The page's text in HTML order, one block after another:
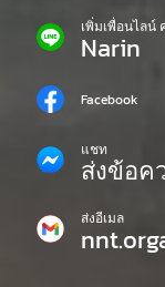
เพิ่มเพื่อนไลน์
Narin
Facebook
แชท
ส่งข้อค
ส่งอีเมล